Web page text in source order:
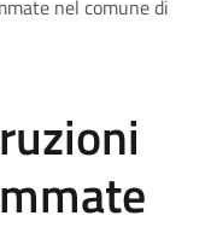
nel comune di